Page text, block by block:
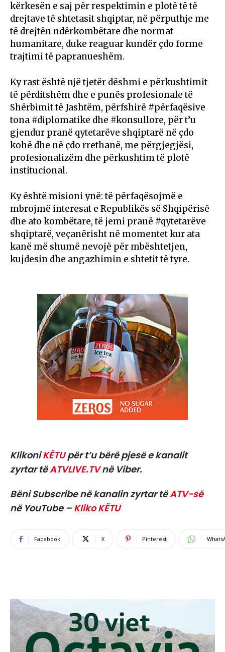
kërkesën e saj për respektimin e plotë të të
drejtave të shtetasit shqiptar, në përputhje me
të drejtën ndërkombëtare dhe normat
humanitare, duke reaguar kundër çdo forme
trajtimi të papranueshëm.
Ky rast është një tjetër dëshmi e përkushtimit
të përditshëm dhe e punës profesionale të
Shërbimit të Jashtëm, përfshirë #përfaqësive
tona #diplomatike dhe #konsullore, për t’u
gjendur pranë qytetarëve shqiptarë në çdo
kohë dhe në çdo rrethanë, me përgjegjësi,
profesionalizëm dhe përkushtim të plotë
institucional.
Ky është misioni ynë: të përfaqësojmë e
mbrojmë interesat e Republikës së Shqipërisë
dhe ato kombëtare, të jemi pranë #qytetarëve
shqiptarë, veçanërisht në momentet kur ata
kanë më shumë nevojë për mbështetjen,
kujdesin dhe angazhimin e shtetit të tyre.
KlikoniKËTUpër t’u bërë pjesë e kanalit
zyrtar tëATVLIVE.TVnë Viber.
Bëni Subscribe në kanalin zyrtar tëATV-së
në YouTube – Kliko KËTU
Facebook X Pinterest